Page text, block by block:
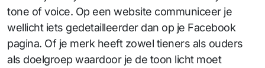
tone of voice. Op een website communiceer je
wellicht iets gedetailleerder dan op je Facebook
pagina. Of je merk heeft zowel tieners als ouders
als doelgroep waardoor je de toon licht moet